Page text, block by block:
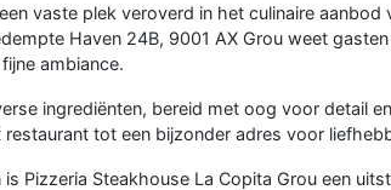
vaste plek veroverd in het culinaire aanbod
Haven 24B, 9001 AX Grou weet
ambiance.
ingrediënten, bereid met oog voor detail
tot een bijzonder adres voor
Pizzeria Steakhouse La Copita Grou een